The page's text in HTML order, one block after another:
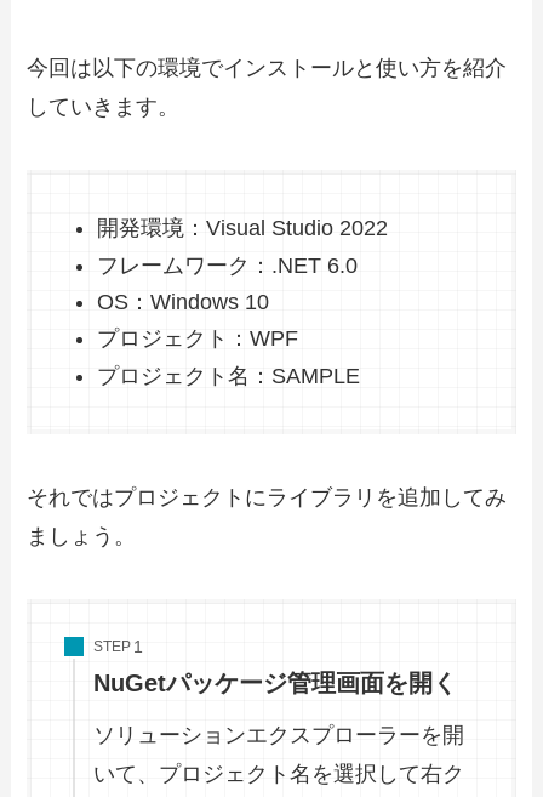
今回は以下の環境でインストールと使い方を紹介
していきます。
開発環境：Visual Studio 2022
フレームワーク：.NET 6.0
OS：Windows 10
プロジェクト：WPF
プロジェクト名：SAMPLE
それではプロジェクトにライブラリを追加してみ
ましょう。
STEP
NuGetパッケージ管理画面を開く
ソリューションエクスプローラーを開
いて、プロジェクト名を選択して右ク